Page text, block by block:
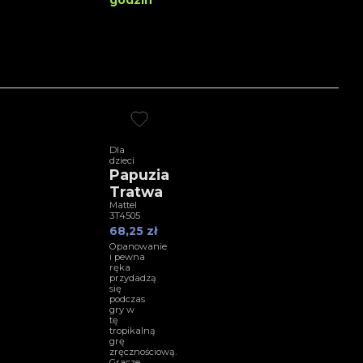
Dla
dzieci
Papuzia
Tratwa
Mattel
3T4505
68,25 zł
Opanowanie
i pewna
ręka
przydadzą
się
podczas
gry w
tę
tropikalną
grę
zręcznościową.